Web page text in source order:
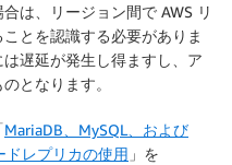
は、リージョン間で AWS リ
とを認識する必要がありま
遅延が発生し得ますし、ア
となります。
MariaDB、MySQL、および
ドレプリカの使用 」を